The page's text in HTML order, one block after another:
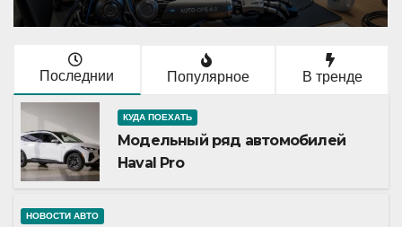
Последнии Популярное В тренде
КУДА ПОЕХАТЬ
Модельный ряд автомобилей
Haval Pro
НОВОСТИ АВТО